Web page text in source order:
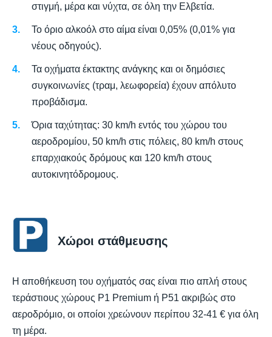
στιγμή, μέρα και νύχτα, σε όλη την Ελβετία.
Το όριο αλκοόλ στο αίμα είναι 0,05% (0,01% για
νέους οδηγούς).
Τα οχήματα έκτακτης ανάγκης και οι δημόσιες
συγκοινωνίες (τραμ, λεωφορεία) έχουν απόλυτο
προβάδισμα.
Όρια ταχύτητας: 30 km/h εντός του χώρου του
αεροδρομίου, 50 km/h στις πόλεις, 80 km/h στους
επαρχιακούς δρόμους και 120 km/h στους
αυτοκινητόδρομους.
Χώροι στάθμευσης
Η αποθήκευση του οχήματός σας είναι πιο απλή στους
τεράστιους χώρους P1 Premium ή P51 ακριβώς στο
αεροδρόμιο, οι οποίοι χρεώνουν περίπου 32-41 € για όλη
τη μέρα.